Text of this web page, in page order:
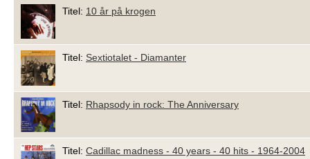
Titel: 10 år på krogen
Titel: Sextiotalet - Diamanter
Titel: Rhapsody in rock: The Anniversary
Titel: Cadillac madness - 40 years - 40 hits - 1964-2004